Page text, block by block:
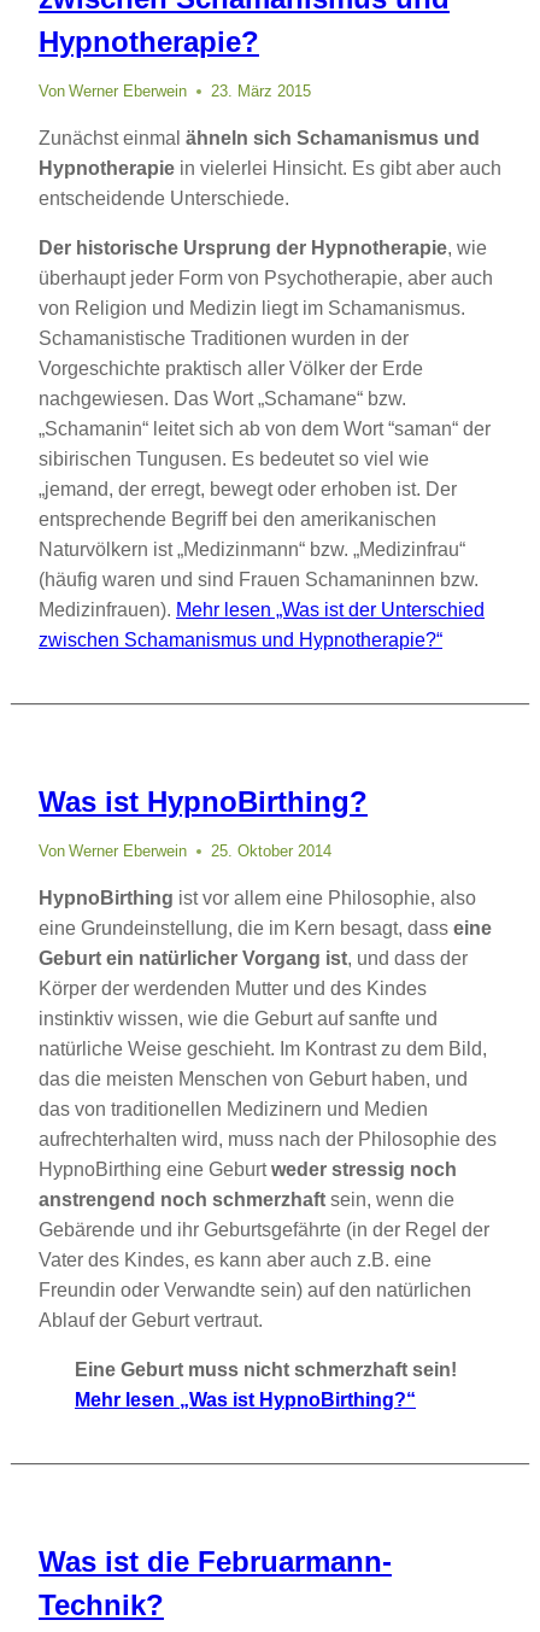
Hypnotherapie?
Von Werner Eberwein 23. März 2015
Zunächst einmal ähneln sich Schamanismus und
Hypnotherapie in vielerlei Hinsicht. Es gibt aber auch
entscheidende Unterschiede.
Der historische Ursprung der Hypnotherapie, wie
überhaupt jeder Form von Psychotherapie, aber auch
von Religion und Medizin liegt im Schamanismus.
Schamanistische Traditionen wurden in der
Vorgeschichte praktisch aller Völker der Erde
nachgewiesen. Das Wort „Schamane“ bzw.
„Schamanin“ leitet sich ab von dem Wort “saman“ der
sibirischen Tungusen. Es bedeutet so viel wie
„jemand, der erregt, bewegt oder erhoben ist. Der
entsprechende Begriff bei den amerikanischen
Naturvölkern ist „Medizinmann“ bzw. „Medizinfrau“
(häufig waren und sind Frauen Schamaninnen bzw.
Medizinfrauen). Mehr lesen „Was ist der Unterschied
zwischen Schamanismus und Hypnotherapie?“
Was ist HypnoBirthing?
Von Werner Eberwein 25. Oktober 2014
HypnoBirthing ist vor allem eine Philosophie, also
eine Grundeinstellung, die im Kern besagt, dass eine
Geburt ein natürlicher Vorgang ist, und dass der
Körper der werdenden Mutter und des Kindes
instinktiv wissen, wie die Geburt auf sanfte und
natürliche Weise geschieht. Im Kontrast zu dem Bild,
das die meisten Menschen von Geburt haben, und
das von traditionellen Medizinern und Medien
aufrechterhalten wird, muss nach der Philosophie des
HypnoBirthing eine Geburtweder stressig noch
anstrengend noch schmerzhaft sein, wenn die
Gebärende und ihr Geburtsgefährte (in der Regel der
Vater des Kindes, es kann aber auch z.B. eine
Freundin oder Verwandte sein) auf den natürlichen
Ablauf der Geburt vertraut.
Eine Geburt muss nicht schmerzhaft sein!
Mehr lesen „Was ist HypnoBirthing?“
Was ist die Februarmann-
Technik?